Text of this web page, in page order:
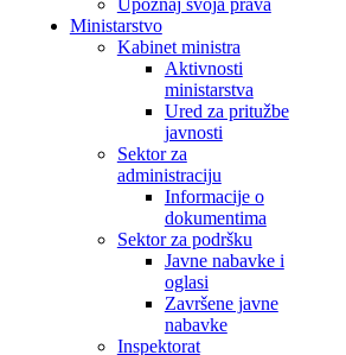
Upoznaj svoja prava
Ministarstvo
Kabinet ministra
Aktivnosti
ministarstva
Ured za pritužbe
javnosti
Sektor za
administraciju
Informacije o
dokumentima
Sektor za podršku
Javne nabavke i
oglasi
Završene javne
nabavke
Inspektorat